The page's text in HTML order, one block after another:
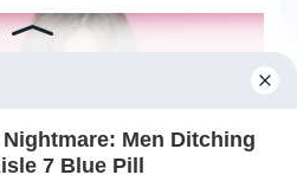
стрижок:
волосся